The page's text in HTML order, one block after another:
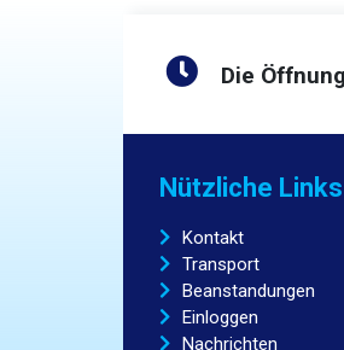
Die
Nützliche Links
Kontakt
Transport
Beanstandungen
Einloggen
Nachrichten